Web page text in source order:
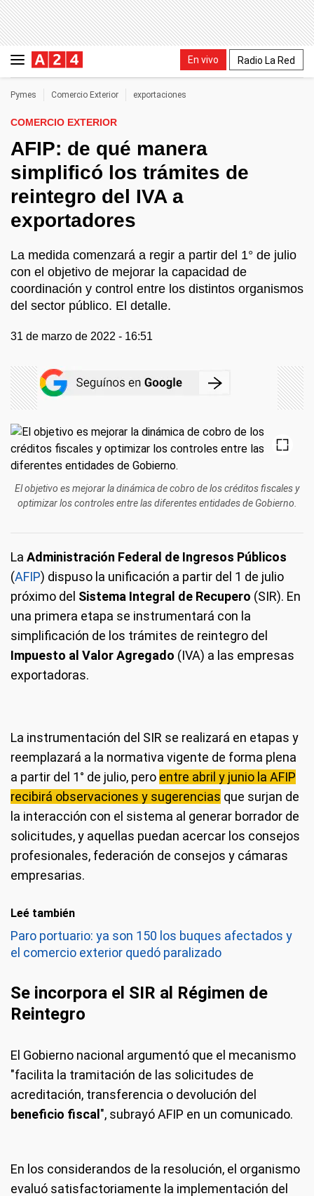
En vivo Radio La Red
Pymes Comercio Exterior exportaciones
COMERCIO EXTERIOR
AFIP: de qué manera
simplificó los trámites de
reintegro del IVA a
exportadores
La medida comenzará a regir a partir del 1° de julio
con el objetivo de mejorar la capacidad de
coordinación y control entre los distintos organismos
del sector público. El detalle.
31 de marzo de 2022 - 16:51
El objetivo es mejorar la dinámica de cobro de los créditos fiscales y
optimizar los controles entre las diferentes entidades de Gobierno.
La Administración Federal de Ingresos Públicos
(AFIP) dispuso la unificación a partir del 1 de julio
próximo del Sistema Integral de Recupero (SIR). En
una primera etapa se instrumentará con la
simplificación de los trámites de reintegro del
Impuesto al Valor Agregado (IVA) a las empresas
exportadoras.
La instrumentación del SIR se realizará en etapas y
reemplazará a la normativa vigente de forma plena
a partir del 1° de julio, pero entre abril y junio la AFIP
recibirá observaciones y sugerencias que surjan de
la interacción con el sistema al generar borrador de
solicitudes, y aquellas puedan acercar los consejos
profesionales, federación de consejos y cámaras
empresarias.
Leé también
Paro portuario: ya son 150 los buques afectados y
el comercio exterior quedó paralizado
Se incorpora el SIR al Régimen de
Reintegro
El Gobierno nacional argumentó que el mecanismo
"facilita la tramitación de las solicitudes de
acreditación, transferencia o devolución del
beneficio fiscal ", subrayó AFIP en un comunicado.
En los considerandos de la resolución, el organismo
evaluó satisfactoriamente la implementación del